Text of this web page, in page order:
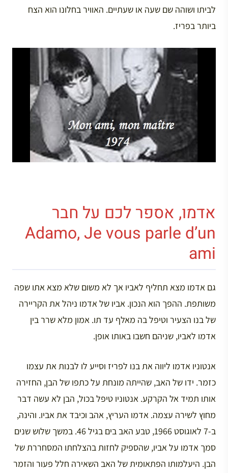
לביתו ושוהה שם שעה או שעתיים. האוויר בחלונו הוא הצח
ביותר בפריז.
אדמו, אספר לכם על חבר
Adamo, Je vous parle d’un
ami
גם אדמו מצא תחליף לאביו אך לא משום שלא מצא אתו שפה
משותפת. ההפך הוא הנכון. אביו של אדמו ניהל את הקריירה
של בנו הצעיר וטיפל בה מאלף עד תו. אמון מלא שרר בין
אדמו לאביו, שניהם חשבו באותו אופן.
אנטוניו אדמו ליווה את בנו לפריז וסייע לו לבנות את עצמו
כזמר. ידו של האב, שהייתה מונחת על כתפו של הבן, החזירה
אותו תמיד אל הקרקע. אנטוניו טיפל בכול, הבן לא עשה דבר
מחוץ לשירה עצמה. אדמו העריץ, אהב וכיבד את אביו. והינה,
ב-7 לאוגוסט 1966, טבע האב בים בגיל 46. במשך שלוש שנים
סמך אדמו על אביו, שהספיק לחזות בהצלחתו המסחררת של
הבן. היעלמותו הפתאומית של האב השאירה חלל פעור והזמר